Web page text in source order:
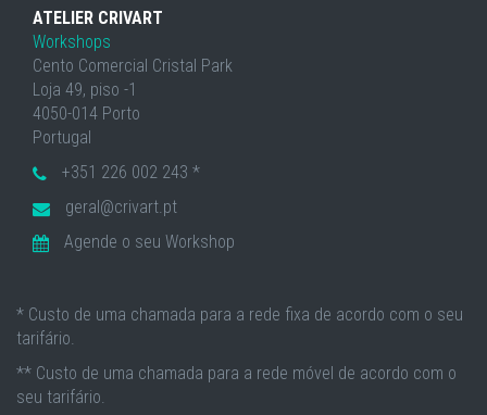
ATELIER CRIVART
Workshops
Cento Comercial Cristal Park
Loja 49, piso -1
4050-014 Porto
Portugal
+351 226 002 243 *
geral@crivart.pt
Agende o seu Workshop
* Custo de uma chamada para a rede fixa de acordo com o seu
tarifário.
** Custo de uma chamada para a rede móvel de acordo com o
seu tarifário.